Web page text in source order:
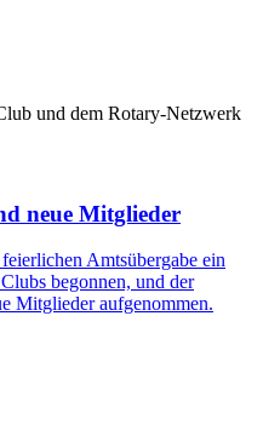
und dem Rotary-Netzwerk
neue Mitglieder
Amtsübergabe ein
begonnen, und der
Mitglieder aufgenommen.